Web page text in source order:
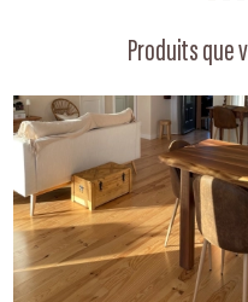
Produits que